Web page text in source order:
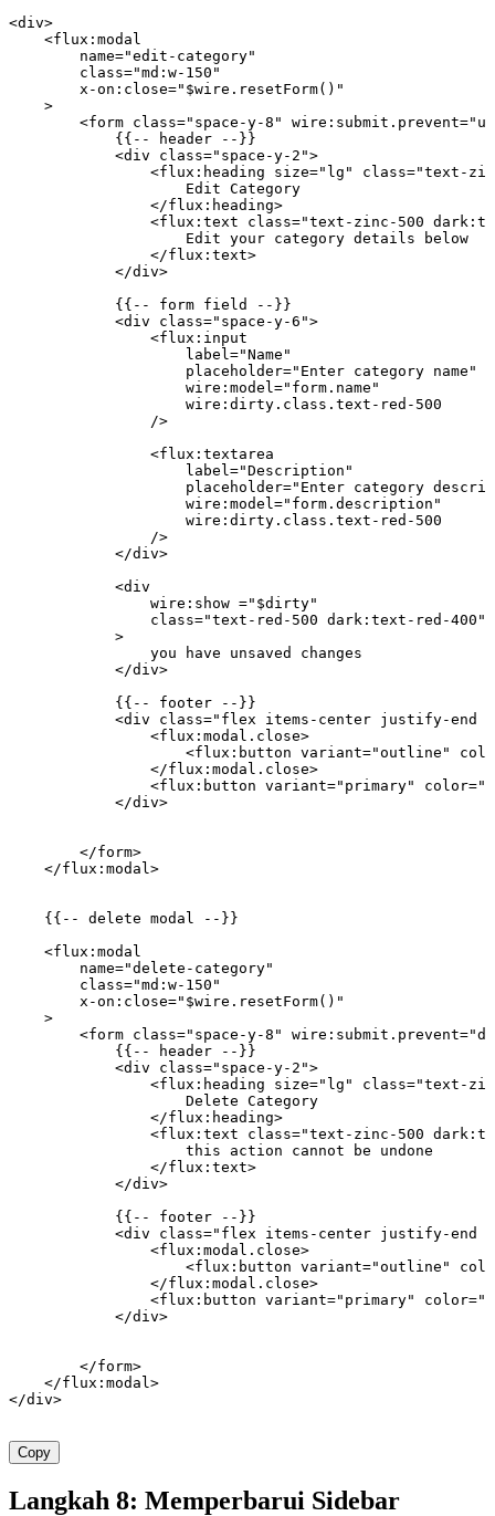
<div>
    <
flux : modal
        name
="edit-category"
        class=
"md:w-150"
        x
-on : close=" $wire .resetForm()"
    >
        <
form class="space-y-8" wire : submit . prevent=
            {{
-- header -- }}
            <
div class="space-y-2">
                <
flux : heading size="lg" class="text-
                    Edit
Category
                </
flux : heading>
                <
flux : text class="text-zinc-500
                    Edit
your category details below
                </
flux : text>
            </
div>
            {{
-- form field -- }}
            <
div class="space-y-6">
                <
flux : input
                    label
="Name"
                    placeholder
="Enter category name"
                    wire
: model="form.name"
                    wire
: dirty . class . text - red - 500
                />
                <
flux : textarea
                    label
="Description"
                    placeholder
="Enter category
                    wire
: model="form.description"
                    wire
: dirty . class . text - red - 500
                />
            </
div>
            <
div
                wire
: show =" $dirty"
                class=
"text-red-500 dark:text-red-400"
            >
                you
have unsaved
changes
            </
div>
            {{
-- footer -- }}
            <
div class="flex items-center justify-end
                <
flux : modal . close>
                    <
flux : button variant="outline"
                </
flux : modal . close>
                <
flux : button variant="primary" color=
            </
div>
        </
form>
    </
flux : modal>
    {{
-- delete modal -- }}
    <
flux : modal
        name
="delete-category"
        class=
"md:w-150"
        x
-on : close=" $wire .resetForm()"
    >
        <
form class="space-y-8" wire : submit . prevent=
            {{
-- header -- }}
            <
div class="space-y-2">
                <
flux : heading size="lg" class="text-
                    Delete
Category
                </
flux : heading>
                <
flux : text class="text-zinc-500
                    this
action cannot be undone
                </
flux : text>
            </
div>
            {{
-- footer -- }}
            <
div class="flex items-center justify-end
                <
flux : modal . close>
                    <
flux : button variant="outline"
                </
flux : modal . close>
                <
flux : button variant="primary" color=
            </
div>
        </
form>
    </
flux : modal>
</div>
Copy
Langkah 8: Memperbarui Sidebar